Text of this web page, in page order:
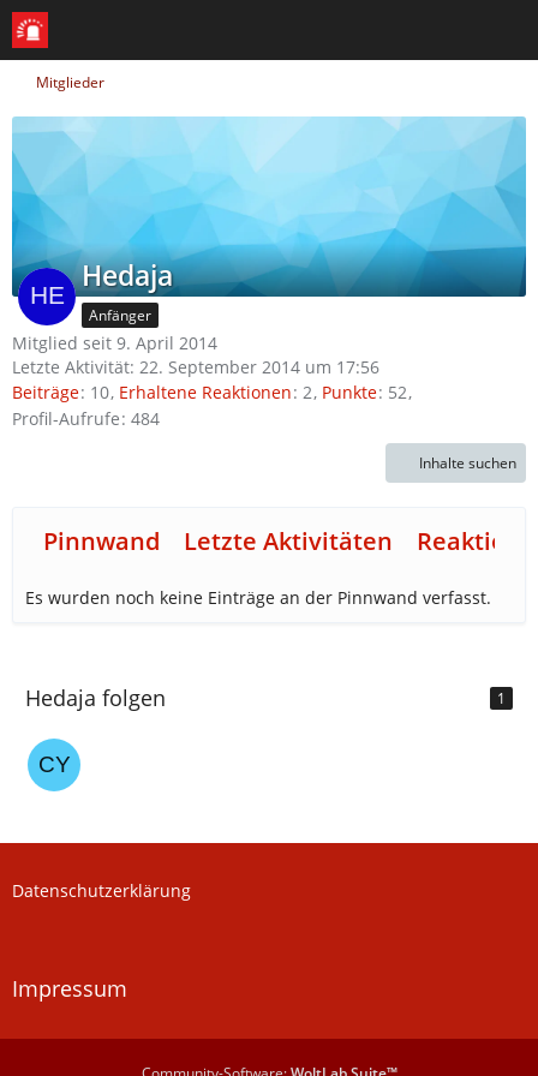
Mitglieder
Hedaja
Anfänger
Mitglied seit 9. April 2014
Letzte Aktivität: 22. September 2014 um 17:56
Beiträge 10 Erhaltene Reaktionen 2 Punkte 52
Profil-Aufrufe 484
Inhalte suchen
Pinnwand Letzte Aktivitäten
Es wurden noch keine Einträge an der Pinnwand verfasst.
Hedaja folgen 1
Datenschutzerklärung
Impressum